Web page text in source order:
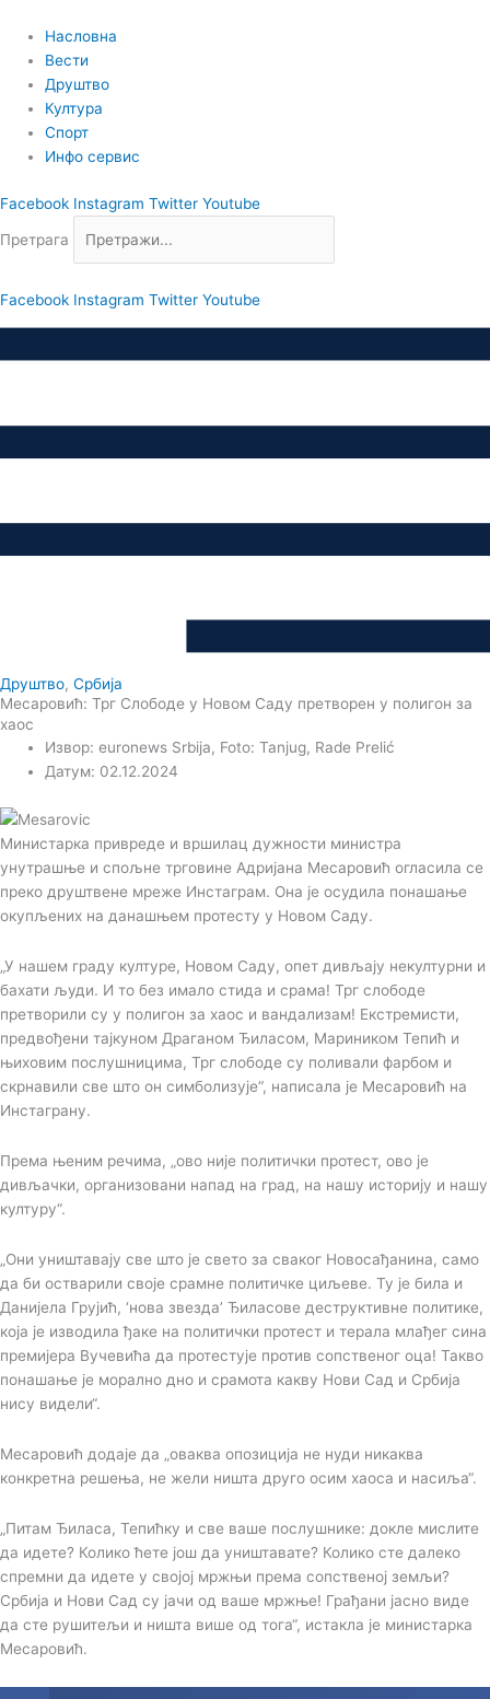
садржај
Насловна
Вести
Друштво
Култура
Спорт
Инфо сервис
Facebook Instagram Twitter Youtube
Претрага
Facebook Instagram Twitter Youtube
Друштво, Србија
Месаровић: Трг Слободе у Новом Саду претворен у полигон за
хаос
Извор: euronews Srbija, Foto: Tanjug, Rade Prelić
Датум: 02.12.2024
Министарка привреде и вршилац дужности министра
унутрашње и спољне трговине Адријана Месаровић огласила се
преко друштвене мреже Инстаграм. Она је осудила понашање
окупљених на данашњем протесту у Новом Саду.
„У нашем граду културе, Новом Саду, опет дивљају некултурни и
бахати људи. И то без имало стида и срама! Трг слободе
претворили су у полигон за хаос и вандализам! Екстремисти,
предвођени тајкуном Драганом Ђиласом, Мариником Тепић и
њиховим послушницима, Трг слободе су поливали фарбом и
скрнавили све што он симболизује“, написала је Месаровић на
Инстаграну.
Према њеним речима, „ово није политички протест, ово је
дивљачки, организовани напад на град, на нашу историју и нашу
културу“.
„Они уништавају све што је свето за сваког Новосађанина, само
да би остварили своје срамне политичке циљеве. Ту је била и
Данијела Грујић, ‘нова звезда’ Ђиласове деструктивне политике,
која је изводила ђаке на политички протест и терала млађег сина
премијера Вучевића да протестује против сопственог оца! Такво
понашање је морално дно и срамота какву Нови Сад и Србија
нису видели“.
Месаровић додаје да „оваква опозиција не нуди никаква
конкретна решења, не жели ништа друго осим хаоса и насиља“.
„Питам Ђиласа, Тепићку и све ваше послушнике: докле мислите
да идете? Колико ћете још да уништавате? Колико сте далеко
спремни да идете у својој мржњи према сопственој земљи?
Србија и Нови Сад су јачи од ваше мржње! Грађани јасно виде
да сте рушитељи и ништа више од тога“, истакла је министарка
Месаровић.